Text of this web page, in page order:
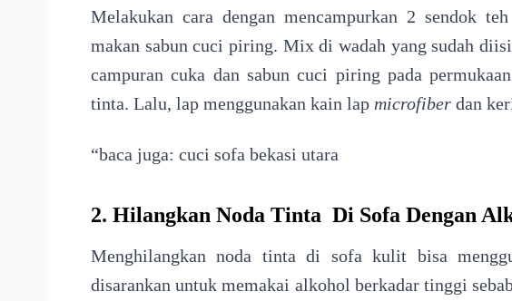
Melakukan cara dengan mencampurkan 2 sendok
makan sabun cuci piring. Mix di wadah yang sudah
campuran cuka dan sabun cuci piring pada
tinta. Lalu, lap menggunakan kain lap microfiber dan
“baca juga: cuci sofa bekasi utara
2. Hilangkan Noda Tinta Di Sofa Dengan
Menghilangkan noda tinta di sofa kulit bisa
disarankan untuk memakai alkohol berkadar tinggi